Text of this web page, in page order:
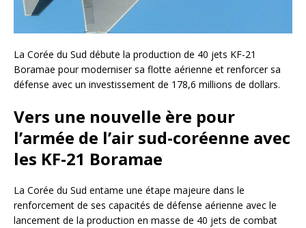
La Corée du Sud débute la production de 40 jets KF-21
Boramae pour moderniser sa flotte aérienne et renforcer sa
défense avec un investissement de 178,6 millions de dollars.
Vers une nouvelle ère pour
l’armée de l’air sud-coréenne avec
les KF-21 Boramae
La Corée du Sud entame une étape majeure dans le
renforcement de ses capacités de défense aérienne avec le
lancement de la production en masse de 40 jets de combat